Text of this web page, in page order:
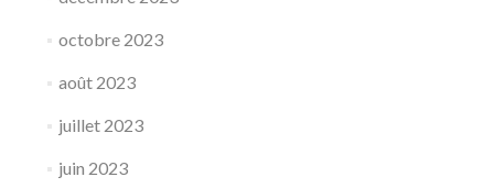
octobre 2023
août 2023
juillet 2023
juin 2023